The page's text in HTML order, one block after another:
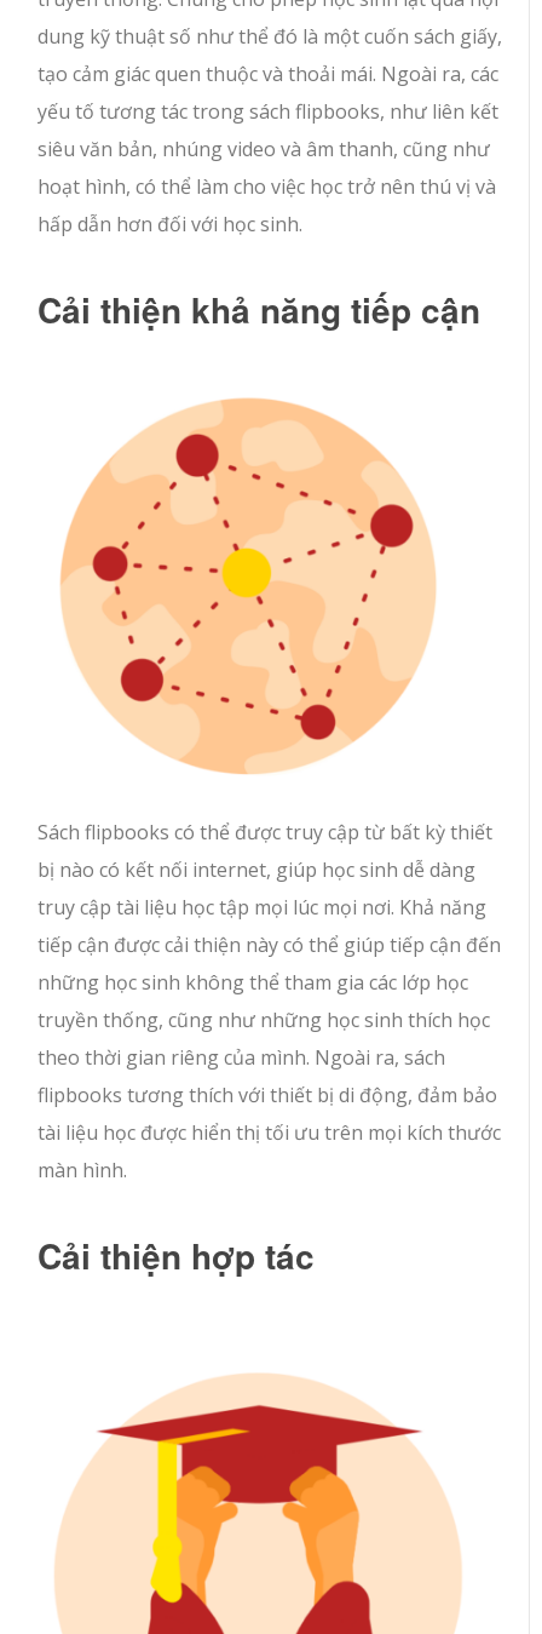
dung kỹ thuật số như thể đó là một cuốn sách giấy,
tạo cảm giác quen thuộc và thoải mái. Ngoài ra, các
yếu tố tương tác trong sách flipbooks, như liên kết
siêu văn bản, nhúng video và âm thanh, cũng như
hoạt hình, có thể làm cho việc học trở nên thú vị và
hấp dẫn hơn đối với học sinh.
Cải thiện khả năng tiếp cận
Sách flipbooks có thể được truy cập từ bất kỳ thiết
bị nào có kết nối internet, giúp học sinh dễ dàng
truy cập tài liệu học tập mọi lúc mọi nơi. Khả năng
tiếp cận được cải thiện này có thể giúp tiếp cận đến
những học sinh không thể tham gia các lớp học
truyền thống, cũng như những học sinh thích học
theo thời gian riêng của mình. Ngoài ra, sách
flipbooks tương thích với thiết bị di động, đảm bảo
tài liệu học được hiển thị tối ưu trên mọi kích thước
màn hình.
Cải thiện hợp tác